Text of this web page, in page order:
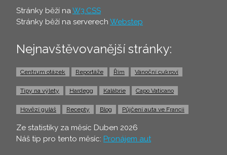
Stránky běží naW3.CSS
Stránky běží na serverech Webstep
Nejnavštěvovanější stránky:
Centrum otázek Reportáže Řím Vánoční cukroví
Tipy na výlety Hardegg Kalábrie Capo Vaticano
Hovězí guláš Recepty Blog Půjčení auta ve Francii
Ze statistiky za měsíc Duben 2026
Náš tip pro tento měsíc: Pronájem aut